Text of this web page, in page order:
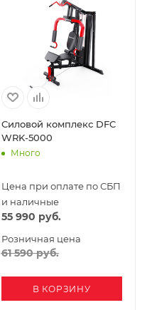
Силовой комплекс DFC
WRK-5000
Много
Цена при оплате по СБП
и наличные
55 990 руб.
Розничная цена
61 590руб.
В КОРЗИНУ